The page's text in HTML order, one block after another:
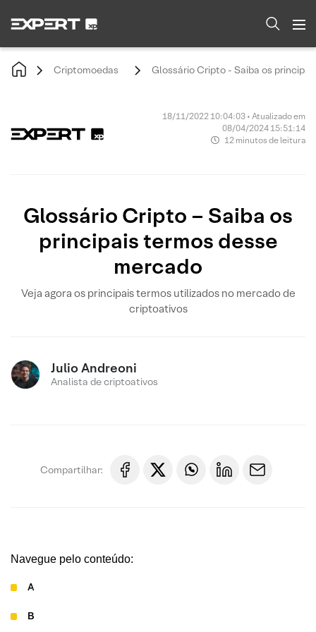
Criptomoedas Glossário Cripto - Saiba os
18/11/2022 10:04:03 • Atualizado em
08/04/2024 15:51:14
12 minutos de leitura
Glossário Cripto – Saiba os
principais termos desse
mercado
Veja agora os principais termos utilizados no mercado de
criptoativos
Julio Andreoni
Analista de criptoativos
Compartilhar:
Navegue pelo conteúdo:
A
B